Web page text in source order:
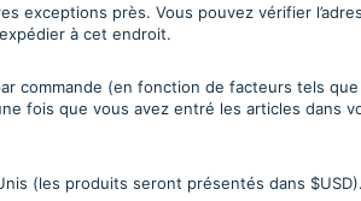
exceptions près. Vous pouvez vérifier
à cet endroit.
commande (en fonction de facteurs tels
fois que vous avez entré les articles dans
(les produits seront présentés dans $USD).